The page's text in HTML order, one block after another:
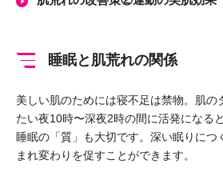
睡眠と肌荒れの関係
美しい肌のためには寝不足は禁物。肌の
たい夜10時〜深夜2時の間に活発になる
睡眠の「質」も大切です。深い眠りにつ
まれ変わりを促すことができます。